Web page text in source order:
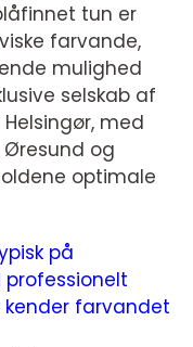
tun er
farvande,
mulighed
selskab af
med
og
optimale
på
farvandet